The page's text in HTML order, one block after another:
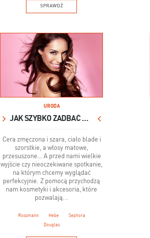
SPRAWDŹ
URODA
JAK SZYBKO ZADBAĆ O URODĘ?
Cera zmęczona i szara, ciało blade i
szorstkie, a włosy matowe,
przesuszone… A przed nami wielkie
wyjście czy nieoczekiwane spotkanie,
na którym chcemy wyglądać
perfekcyjnie. Z pomocą przychodzą
nam kosmetyki i akcesoria, które
pozwalają...
Rossmann Hebe Sephora
Douglas